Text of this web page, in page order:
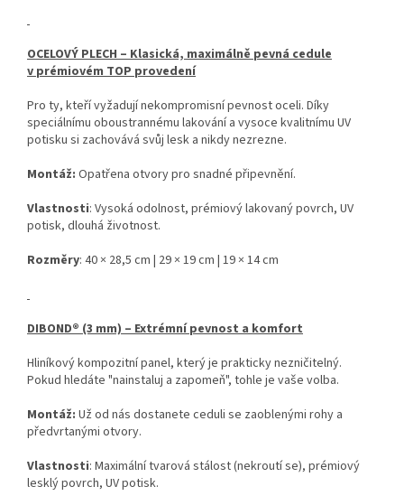
OCELOVÝ PLECH – Klasická, maximálně pevná cedule
v prémiovém TOP provedení
Pro ty, kteří vyžadují nekompromisní pevnost oceli. Díky
speciálnímu oboustrannému lakování a vysoce kvalitnímu UV
potisku si zachovává svůj lesk a nikdy nezrezne.
Montáž: Opatřena otvory pro snadné připevnění.
Vlastnosti: Vysoká odolnost, prémiový lakovaný povrch, UV
potisk, dlouhá životnost.
Rozměry: 40 × 28,5 cm | 29 × 19 cm | 19 × 14 cm
DIBOND® (3 mm) – Extrémní pevnost a komfort
Hliníkový kompozitní panel, který je prakticky nezničitelný.
Pokud hledáte "nainstaluj a zapomeň", tohle je vaše volba.
Montáž: Už od nás dostanete ceduli se zaoblenými rohy a
předvrtanými otvory.
Vlastnosti: Maximální tvarová stálost (nekroutí se), prémiový
lesklý povrch, UV potisk.